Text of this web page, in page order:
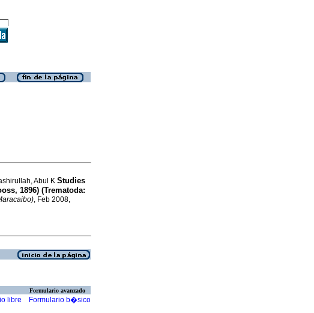
Abul K Studies
1896) (Trematoda:
, Feb 2008,
Formulario avanzado
libre Formulario b�sico